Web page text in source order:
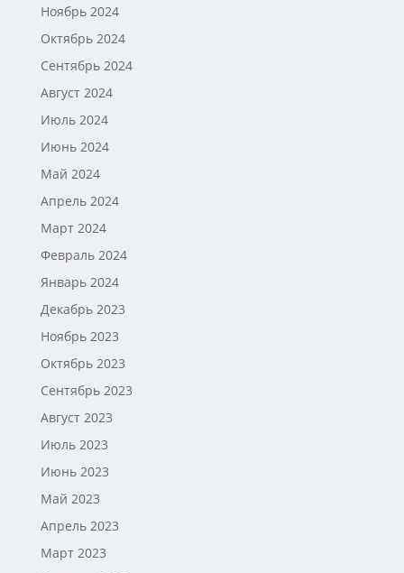
Ноябрь 2024
Октябрь 2024
Сентябрь 2024
Август 2024
Июль 2024
Июнь 2024
Май 2024
Апрель 2024
Март 2024
Февраль 2024
Январь 2024
Декабрь 2023
Ноябрь 2023
Октябрь 2023
Сентябрь 2023
Август 2023
Июль 2023
Июнь 2023
Май 2023
Апрель 2023
Март 2023